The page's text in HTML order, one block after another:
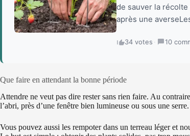
de sauver la
après une
34 votes · 10
Que faire en attendant la bonne période
Attendre ne veut pas dire rester sans rien faire. Au
l’abri, près d’une fenêtre bien lumineuse ou sous une serre.
Vous pouvez aussi les rempoter dans un terreau léger et